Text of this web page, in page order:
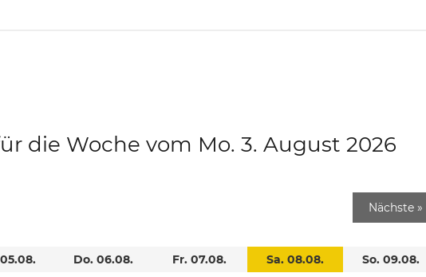
die Woche vom Mo. 3. August 2026
Nächste »
Do. 06.08.
Fr. 07.08.
Sa. 08.08.
So. 09.08.